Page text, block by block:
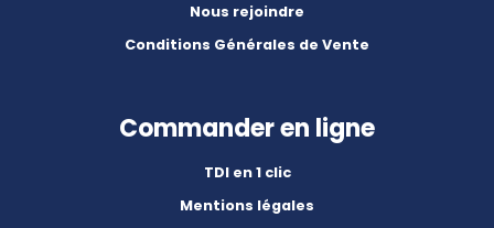
Nous rejoindre
Conditions Générales de Vente
Commander en ligne
TDI en 1 clic
Mentions légales